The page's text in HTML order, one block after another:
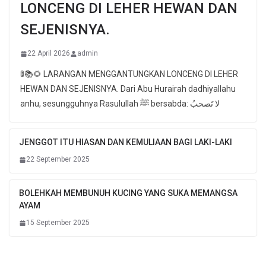
LONCENG DI LEHER HEWAN DAN
SEJENISNYA.
22 April 2026 admin
🚦📚🌻 LARANGAN MENGGANTUNGKAN LONCENG DI LEHER
HEWAN DAN SEJENISNYA. Dari Abu Hurairah dadhiyallahu
anhu, sesungguhnya Rasulullah ﷺ bersabda: لا تَصحبُ
JENGGOT ITU HIASAN DAN KEMULIAAN BAGI LAKI-LAKI
22 September 2025
BOLEHKAH MEMBUNUH KUCING YANG SUKA MEMANGSA
AYAM
15 September 2025